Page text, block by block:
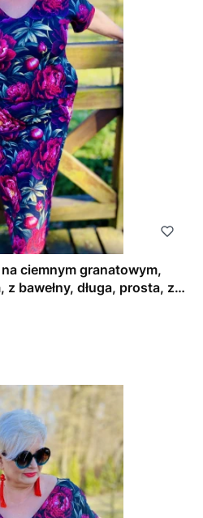
na ciemnym granatowym,
bawełny, długa, prosta, z